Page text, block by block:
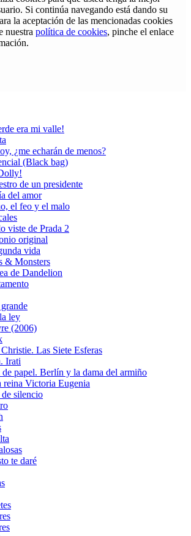
Si continúa navegando está dando su
la aceptación de las mencionadas cookies
nuestra política de cookies, pinche el enlace
era mi valle!
¿me echarán de menos?
(Black bag)
de un presidente
del amor
el feo y el malo
viste de Prada 2
original
vida
& Monsters
de Dandelion
ley
(2006)
Las Siete Esferas
Irati
de papel. Berlín y la dama del armiño
reina Victoria Eugenia
silencio
te daré